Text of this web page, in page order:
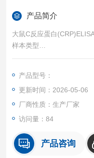
产品简介
大鼠C反应蛋白
样本类型
血清、血浆或其他相关生
可检测样本中的：Rat C-
关蛋白无明显交叉反应。
重复性
批内，批间差均<10%。
见说明书
产品型号：
更新时间：2026-05-06
厂商性质：生产厂家
访问量：84
产品咨询